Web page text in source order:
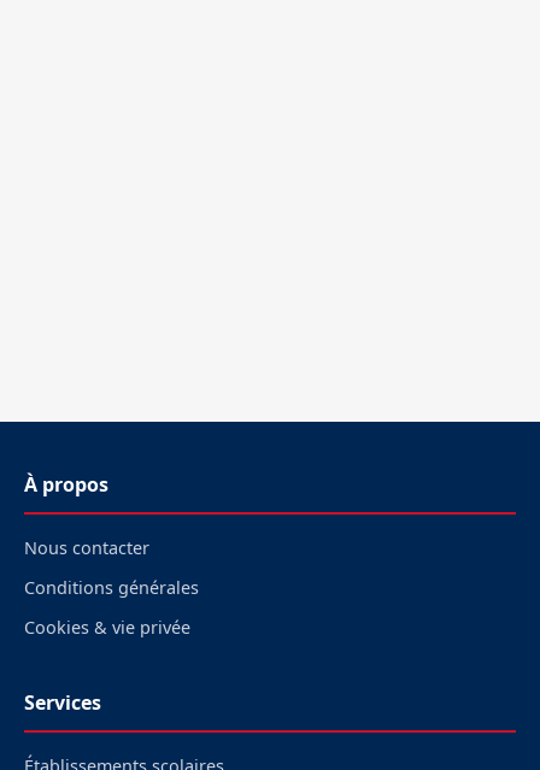
À propos
Nous contacter
Conditions générales
Cookies & vie privée
Services